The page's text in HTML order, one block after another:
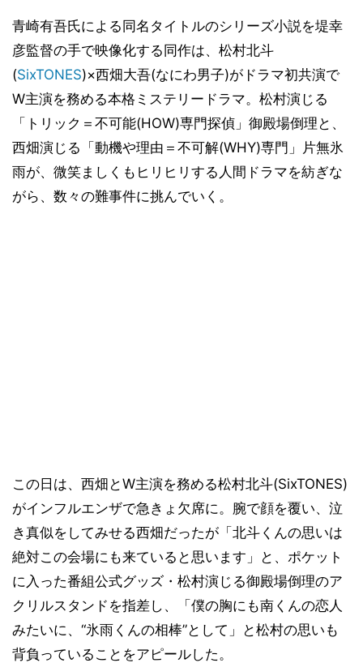
青崎有吾氏による同名タイトルのシリーズ小説を堤幸
彦監督の手で映像化する同作は、松村北斗
(SixTONES)×西畑大吾(なにわ男子)がドラマ初共演で
W主演を務める本格ミステリードラマ。松村演じる
「トリック＝不可能(HOW)専門探偵」御殿場倒理と、
西畑演じる「動機や理由＝不可解(WHY)専門」片無氷
雨が、微笑ましくもヒリヒリする人間ドラマを紡ぎな
がら、数々の難事件に挑んでいく。
この日は、西畑とW主演を務める松村北斗(SixTONES)
がインフルエンザで急きょ欠席に。腕で顔を覆い、泣
き真似をしてみせる西畑だったが「北斗くんの思いは
絶対この会場にも来ていると思います」と、ポケット
に入った番組公式グッズ・松村演じる御殿場倒理のア
クリルスタンドを指差し、「僕の胸にも南くんの恋人
みたいに、“氷雨くんの相棒”として」と松村の思いも
背負っていることをアピールした。